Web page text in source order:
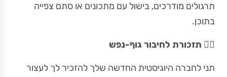
תרגולים מודרכים, בישול עם מתכונים או סתם צפייה
בתוכן.
🧘‍♀️ תזכורת לחיבור גוף-נפש
תני לחברה היוגיסטית החדשה שלך להזכיר לך לעצור